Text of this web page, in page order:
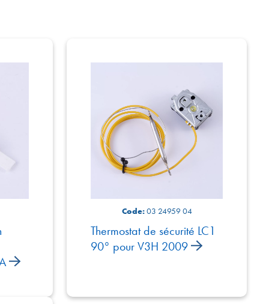
Code:03 24959 04
Thermostat de sécurité LC1
90° pour V3H 2009